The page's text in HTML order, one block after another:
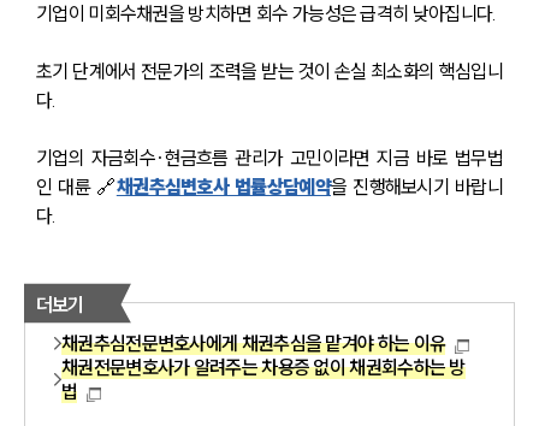
기업이 미회수채권을 방치하면 회수 가능성은 급격히 낮아집니다.
초기 단계에서 전문가의 조력을 받는 것이 손실 최소화의 핵심입니
다.
기업의 자금회수·현금흐름 관리가 고민이라면 지금 바로 법무법
인 대륜 🔗채권추심변호사 법률상담예약을 진행해보시기 바랍니
다.
더보기
채권추심전문변호사에게 채권추심을 맡겨야 하는 이유
채권전문변호사가 알려주는 차용증 없이 채권회수하는 방
법